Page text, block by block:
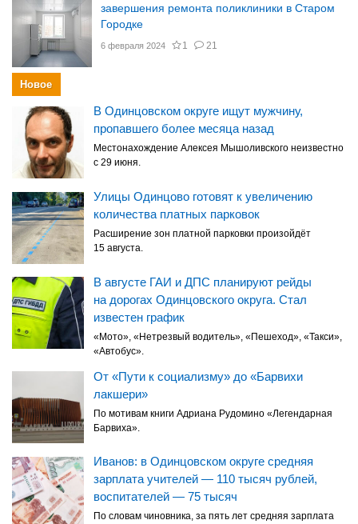
завершения ремонта поликлиники в Старом
Городке
6 февраля 2024 1 21
Новое
В Одинцовском округе ищут мужчину,
пропавшего более месяца назад
Местонахождение Алексея Мышоливского неизвестно
с 29 июня.
Улицы Одинцово готовят к увеличению
количества платных парковок
Расширение зон платной парковки произойдёт
15 августа.
В августе ГАИ и ДПС планируют рейды
на дорогах Одинцовского округа. Стал
известен график
«Мото», «Нетрезвый водитель», «Пешеход», «Такси»,
«Автобус».
От «Пути к социализму» до «Барвихи
лакшери»
По мотивам книги Адриана Рудомино «Легендарная
Барвиха».
Иванов: в Одинцовском округе средняя
зарплата учителей — 110 тысяч рублей,
воспитателей — 75 тысяч
По словам чиновника, за пять лет средняя зарплата